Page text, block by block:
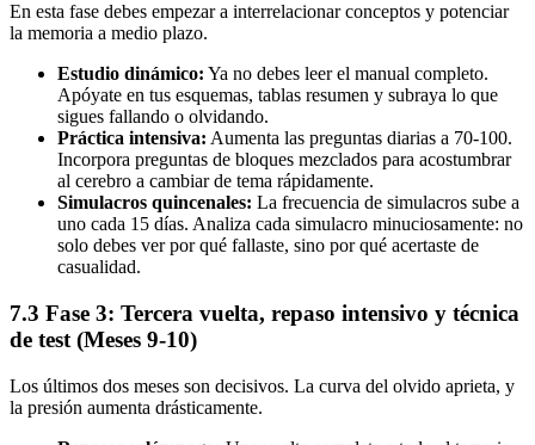
En esta fase debes empezar a interrelacionar conceptos y potenciar
la memoria a medio plazo.
Estudio dinámico: Ya no debes leer el manual completo.
Apóyate en tus esquemas, tablas resumen y subraya lo que
sigues fallando o olvidando.
Práctica intensiva: Aumenta las preguntas diarias a 70-100.
Incorpora preguntas de bloques mezclados para acostumbrar
al cerebro a cambiar de tema rápidamente.
Simulacros quincenales: La frecuencia de simulacros sube a
uno cada 15 días. Analiza cada simulacro minuciosamente: no
solo debes ver por qué fallaste, sino por qué acertaste de
casualidad.
7.3 Fase 3: Tercera vuelta, repaso intensivo y técnica
de test (Meses 9-10)
Los últimos dos meses son decisivos. La curva del olvido aprieta, y
la presión aumenta drásticamente.